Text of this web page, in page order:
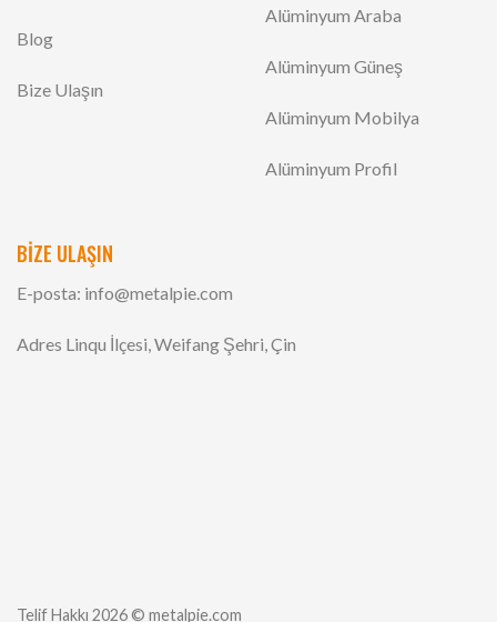
Blog
Bize Ulaşın
Alüminyum Araba
Alüminyum Güneş
Alüminyum Mobilya
Alüminyum Profil
BİZE ULAŞIN
E-posta: info@metalpie.com
Adres Linqu İlçesi, Weifang Şehri, Çin
Telif Hakkı 2026 © metalpie.com